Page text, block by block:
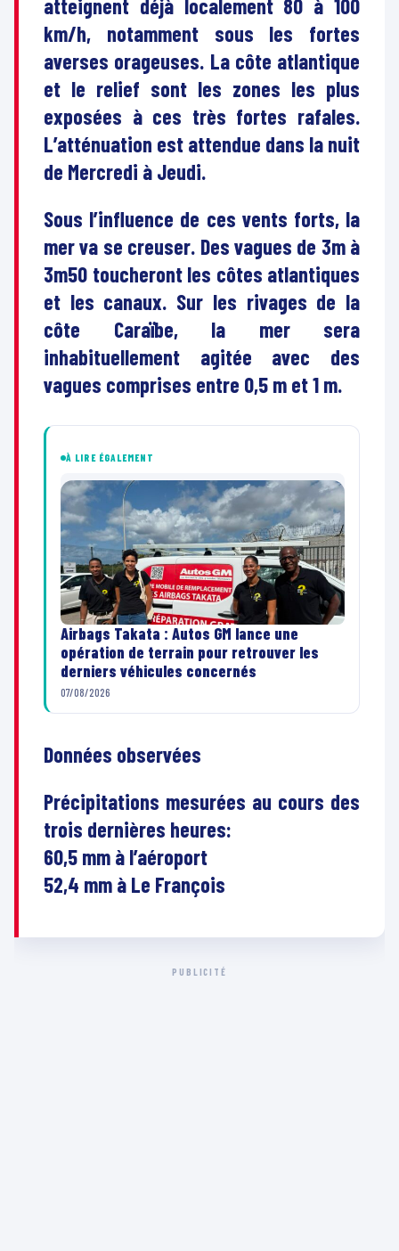
atteignent déjà localement 80 à 100
km/h, notamment sous les fortes
averses orageuses. La côte atlantique
et le relief sont les zones les plus
exposées à ces très fortes rafales.
L’atténuation est attendue dans la nuit
de Mercredi à Jeudi.
Sous l’influence de ces vents forts, la
mer va se creuser. Des vagues de 3m à
3m50 toucheront les côtes atlantiques
et les canaux. Sur les rivages de la
côte Caraïbe, la mer sera
inhabituellement agitée avec des
vagues comprises entre 0,5 m et 1 m.
À LIRE ÉGALEMENT
Airbags Takata : Autos GM lance une
opération de terrain pour retrouver les
derniers véhicules concernés
07/08/2026
Données observées
Précipitations mesurées au cours des
trois dernières heures:
60,5 mm à l’aéroport
52,4 mm à Le François
PUBLICITÉ